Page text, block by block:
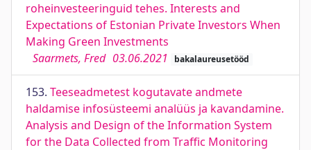
roheinvesteeringuid tehes. Interests and
Expectations of Estonian Private Investors When
Making Green Investments
Saarmets, Fred 03.06.2021 bakalaureusetööd
153. Teeseadmetest kogutavate andmete
haldamise infosüsteemi analüüs ja kavandamine.
Analysis and Design of the Information System
for the Data Collected from Traffic Monitoring